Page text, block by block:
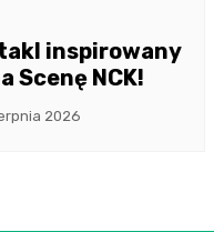
inspirowany
Scenę NCK!
2026